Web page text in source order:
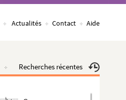
Actualités Contact Aide
Recherches récentes